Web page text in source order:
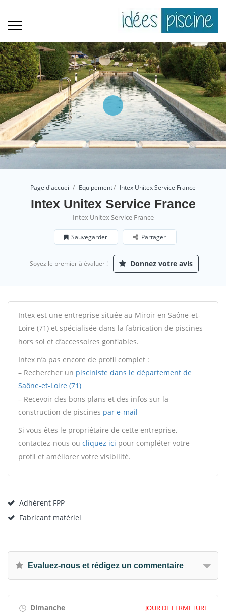
Page d'accueil Equipement Intex Unitex Service France
Intex Unitex Service France
Intex Unitex Service France
Sauvegarder Partager
Soyez le premier à évaluer ! Donnez votre avis
Intex est une entreprise située au Miroir en Saône-et-
Loire (71) et spécialisée dans la fabrication de piscines
hors sol et d’accessoires gonflables.
Intex n’a pas encore de profil complet :
– Rechercher un pisciniste dans le département de
Saône-et-Loire (71)
– Recevoir des bons plans et des infos sur la
construction de piscines par e-mail
Si vous êtes le propriétaire de cette entreprise,
contactez-nous ou cliquez ici pour compléter votre
profil et améliorer votre visibilité.
Adhérent FPP
Fabricant matériel
Evaluez-nous et rédigez un commentaire
Dimanche JOUR DE FERMETURE